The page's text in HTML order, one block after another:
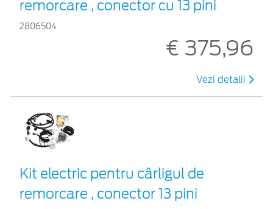
remorcare , conector cu 13 pini
2806504
€ 375,96
Vezi detalii
Kit electric pentru cârligul de
remorcare , conector 13 pini